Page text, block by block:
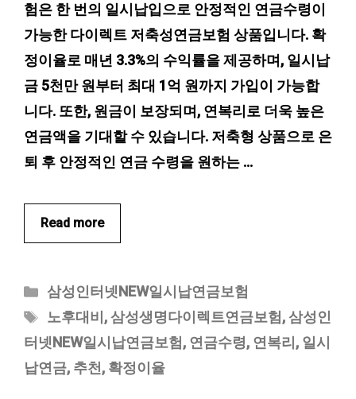
험은 한 번의 일시납입으로 안정적인 연금수령이
가능한 다이렉트 저축성연금보험 상품입니다. 확
정이율로 매년 3.3%의 수익률을 제공하며, 일시납
금 5천만 원부터 최대 1억 원까지 가입이 가능합
니다. 또한, 원금이 보장되며, 연복리로 더욱 높은
연금액을 기대할 수 있습니다. 저축형 상품으로 은
퇴 후 안정적인 연금 수령을 원하는 …
Read more
카
테
고
리
삼성인터넷NEW일시납연금보험
태
그
노후대비 ,삼성생명다이렉트연금보험 ,삼성인
터넷NEW일시납연금보험 , 연금수령, 연복리 , 일시
납연금, 추천, 확정이율